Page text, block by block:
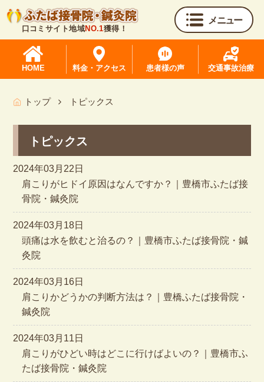
口コミサイト地域NO.1獲得！
メニュー
HOME 料金・アクセス 患者様の声 交通事故治療
トップ トピックス
トピックス
2024年03月22日
肩こりがヒドイ原因はなんですか？｜豊橋市ふたば接
骨院・鍼灸院
2024年03月18日
頭痛は水を飲むと治るの？｜豊橋市ふたば接骨院・鍼
灸院
2024年03月16日
肩こりかどうかの判断方法は？｜豊橋ふたば接骨院・
鍼灸院
2024年03月11日
肩こりがひどい時はどこに行けばよいの？｜豊橋市ふ
たば接骨院・鍼灸院